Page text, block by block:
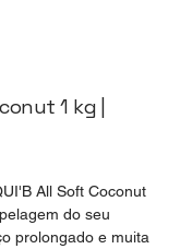
1 kg |
All Soft Coconut
do seu
prolongado e muita